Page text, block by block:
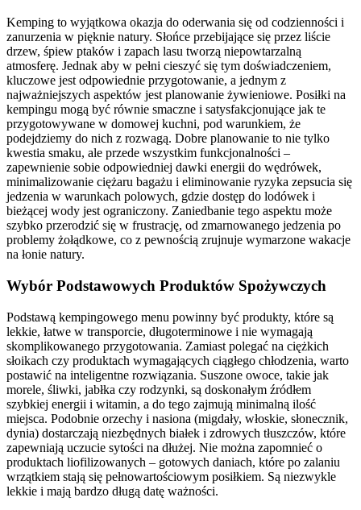
Kemping to wyjątkowa okazja do oderwania się od codzienności i
zanurzenia w pięknie natury. Słońce przebijające się przez liście
drzew, śpiew ptaków i zapach lasu tworzą niepowtarzalną
atmosferę. Jednak aby w pełni cieszyć się tym doświadczeniem,
kluczowe jest odpowiednie przygotowanie, a jednym z
najważniejszych aspektów jest planowanie żywieniowe. Posiłki na
kempingu mogą być równie smaczne i satysfakcjonujące jak te
przygotowywane w domowej kuchni, pod warunkiem, że
podejdziemy do nich z rozwagą. Dobre planowanie to nie tylko
kwestia smaku, ale przede wszystkim funkcjonalności –
zapewnienie sobie odpowiedniej dawki energii do wędrówek,
minimalizowanie ciężaru bagażu i eliminowanie ryzyka zepsucia się
jedzenia w warunkach polowych, gdzie dostęp do lodówek i
bieżącej wody jest ograniczony. Zaniedbanie tego aspektu może
szybko przerodzić się w frustrację, od zmarnowanego jedzenia po
problemy żołądkowe, co z pewnością zrujnuje wymarzone wakacje
na łonie natury.
Wybór Podstawowych Produktów Spożywczych
Podstawą kempingowego menu powinny być produkty, które są
lekkie, łatwe w transporcie, długoterminowe i nie wymagają
skomplikowanego przygotowania. Zamiast polegać na ciężkich
słoikach czy produktach wymagających ciągłego chłodzenia, warto
postawić na inteligentne rozwiązania. Suszone owoce, takie jak
morele, śliwki, jabłka czy rodzynki, są doskonałym źródłem
szybkiej energii i witamin, a do tego zajmują minimalną ilość
miejsca. Podobnie orzechy i nasiona (migdały, włoskie, słonecznik,
dynia) dostarczają niezbędnych białek i zdrowych tłuszczów, które
zapewniają uczucie sytości na dłużej. Nie można zapomnieć o
produktach liofilizowanych – gotowych daniach, które po zalaniu
wrzątkiem stają się pełnowartościowym posiłkiem. Są niezwykle
lekkie i mają bardzo długą datę ważności.